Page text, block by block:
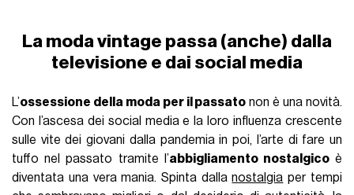
La moda vintage passa (anche) dalla
televisione e dai social media
L’ossessione della moda per il passato non è una novità.
Con l’ascesa dei social media e la loro influenza crescente
sulle vite dei giovani dalla pandemia in poi, l’arte di fare un
tuffo nel passato tramite l’abbigliamento nostalgicoè
diventata una vera mania. Spinta dallanostalgia per tempi